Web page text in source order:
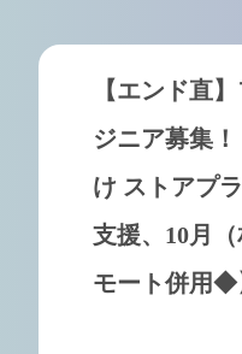
【エンド直
ジニア募集
け ストアプ
支援、10月
モート併用◆